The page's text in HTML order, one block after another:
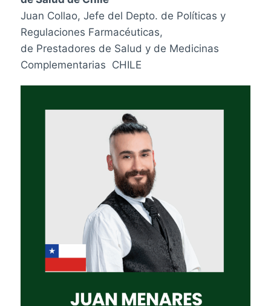
Juan Collao, Jefe del Depto. de Políticas y
Regulaciones Farmacéuticas,
de Prestadores de Salud y de Medicinas
Complementarias CHILE